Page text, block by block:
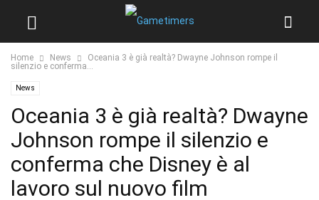
Home News
Oceania 3 è già realtà? Dwayne Johnson rompe il
silenzio e conferma...
News
Oceania 3 è già realtà? Dwayne
Johnson rompe il silenzio e
conferma che Disney è al
lavoro sul nuovo film